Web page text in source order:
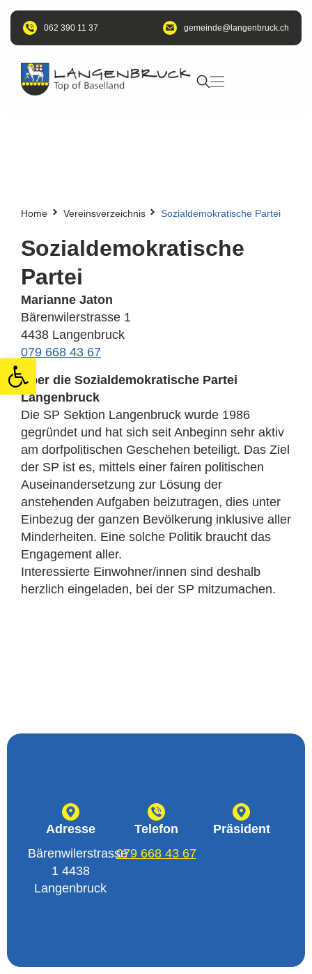
Open toolbar
062 390 11 37 hc.kcurbnegnal
@edniemeg
Home Vereinsverzeichnis Sozialdemokratische Partei
Sozialdemokratische
Partei
Marianne Jaton
Bärenwilerstrasse 1
4438 Langenbruck
079 668 43 67
Über die Sozialdemokratische Partei
Langenbruck
Die SP Sektion Langenbruck wurde 1986
gegründet und hat sich seit Anbeginn sehr aktiv
am dorfpolitischen Geschehen beteiligt. Das Ziel
der SP ist es, mittels einer fairen politischen
Auseinandersetzung zur Lösung der
anstehenden Aufgaben beizutragen, dies unter
Einbezug der ganzen Bevölkerung inklusive aller
Minderheiten. Eine solche Politik braucht das
Engagement aller.
Interessierte Einwohner/innen sind deshalb
herzlich eingeladen, bei der SP mitzumachen.
Adresse
Bärenwilerstrasse
1 4438
Langenbruck
Telefon
079 668 43 67
Präsident